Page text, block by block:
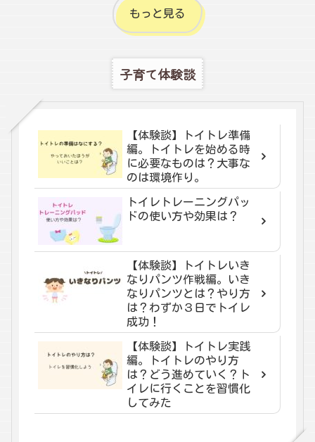
もっと見る
子育て体験談
【体験談】トイトレ準備
編。トイトレを始める時
に必要なものは？大事な
のは環境作り。
トイレトレーニングパッ
ドの使い方や効果は？
【体験談】トイトレいき
なりパンツ作戦編。いき
なりパンツとは？やり方
は？わずか３日でトイレ
成功！
【体験談】トイトレ実践
編。トイトレのやり方
は？どう進めていく？ト
イレに行くことを習慣化
してみた